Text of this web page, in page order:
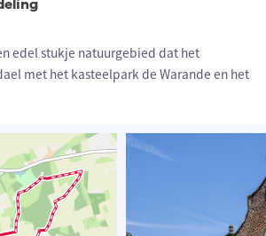
edel stukje natuurgebied dat het
met het kasteelpark de Warande en het